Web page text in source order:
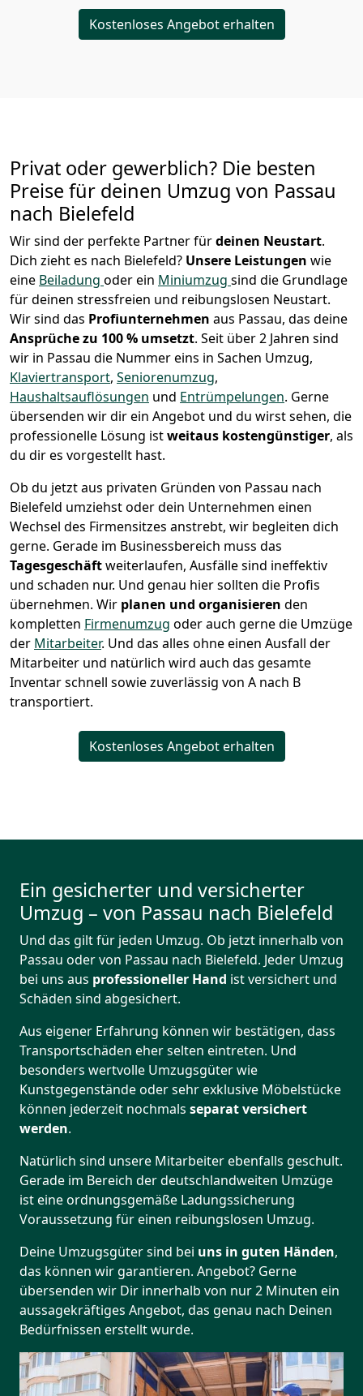
Kostenloses Angebot erhalten
Privat oder gewerblich? Die besten
Preise für deinen Umzug von Passau
nach Bielefeld
Wir sind der perfekte Partner fürdeinen Neustart.
Dich zieht es nach Bielefeld? Unsere Leistungen wie
eine Beiladung oder ein Miniumzug sind die Grundlage
für deinen stressfreien und reibungslosen Neustart.
Wir sind das Profiunternehmen aus Passau, das deine
Ansprüche zu 100 % umsetzt. Seit über 2 Jahren sind
wir in Passau die Nummer eins in Sachen Umzug,
Klaviertransport, Seniorenumzug,
Haushaltsauflösungen und Entrümpelungen. Gerne
übersenden wir dir ein Angebot und du wirst sehen, die
professionelle Lösung istweitaus kostengünstiger, als
du dir es vorgestellt hast.
Ob du jetzt aus privaten Gründen von Passau nach
Bielefeld umziehst oder dein Unternehmen einen
Wechsel des Firmensitzes anstrebt, wir begleiten dich
gerne. Gerade im Businessbereich muss das
Tagesgeschäftweiterlaufen, Ausfälle sind ineffektiv
und schaden nur. Und genau hier sollten die Profis
übernehmen. Wir planen und organisieren den
kompletten Firmenumzug oder auch gerne die Umzüge
der Mitarbeiter. Und das alles ohne einen Ausfall der
Mitarbeiter und natürlich wird auch das gesamte
Inventar schnell sowie zuverlässig von A nach B
transportiert.
Kostenloses Angebot erhalten
Ein gesicherter und versicherter
Umzug – von Passau nach Bielefeld
Und das gilt für jeden Umzug. Ob jetzt innerhalb von
Passau oder von Passau nach Bielefeld. Jeder Umzug
bei uns aus professioneller Hand ist versichert und
Schäden sind abgesichert.
Aus eigener Erfahrung können wir bestätigen, dass
Transportschäden eher selten eintreten. Und
besonders wertvolle Umzugsgüter wie
Kunstgegenstände oder sehr exklusive Möbelstücke
können jederzeit nochmals separat versichert
werden.
Natürlich sind unsere Mitarbeiter ebenfalls geschult.
Gerade im Bereich der deutschlandweiten Umzüge
ist eine ordnungsgemäße Ladungssicherung
Voraussetzung für einen reibungslosen Umzug.
Deine Umzugsgüter sind bei uns in guten Händen,
das können wir garantieren. Angebot? Gerne
übersenden wir Dir innerhalb von nur 2 Minuten ein
aussagekräftiges Angebot, das genau nach Deinen
Bedürfnissen erstellt wurde.